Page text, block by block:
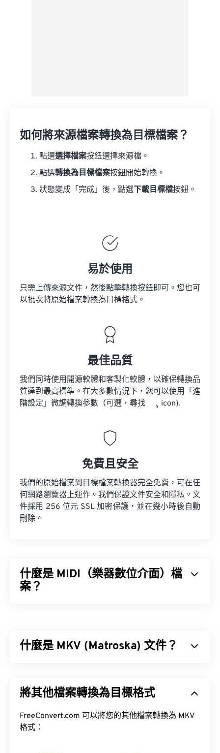
如何將來源檔案轉換為目標檔案？
點選選擇檔案按鈕選擇來源檔。
點選轉換為目標檔案按鈕開始轉換。
狀態變成「完成」後，點選 下載目標檔按鈕。
易於使用
只需上傳來源文件，然後點擊轉換按鈕即可。您也可
以批次將原始檔案轉換為目標格式。
最佳品質
我們同時使用開源軟體和客製化軟體，以確保轉換品
質達到最高標準。在大多數情況下，您可以使用「進
階設定」微調轉換參數（可選，尋找
icon).
免費且安全
我們的原始檔案到目標檔案轉換器完全免費，可在任
何網路瀏覽器上運作。我們保證文件安全和隱私。文
件採用 256 位元 SSL 加密保護，並在幾小時後自動
刪除。
什麼是 MIDI（樂器數位介面）檔
案？
目的是在應用程式、軟體和硬體之間共享音樂資訊
如何開啟 MIDI 檔案？
開啟 MIDI 檔案的最佳程式是Awave Studio和
Audacity
什麼是 MKV (Matroska) 文件？
案。由於它是開源的，用戶可以使用開源軟體
對其進
將其他檔案轉換為目標格式
FreeConvert.com 可以將您的其他檔案轉換為 MKV
格式：